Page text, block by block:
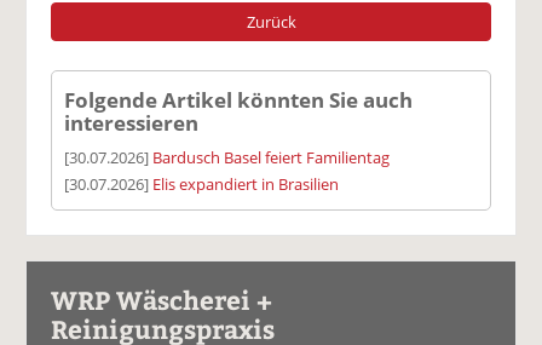
Zurück
Folgende Artikel könnten Sie auch
interessieren
[30.07.2026] Bardusch Basel feiert Familientag
[30.07.2026] Elis expandiert in Brasilien
WRP Wäscherei +
Reinigungspraxis